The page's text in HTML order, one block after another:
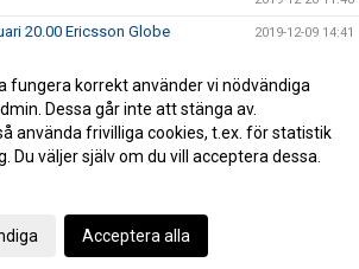
20.00 Ericsson Globe 2019-12-09 14:41
SVETTIGASTE LÄGER –
till Webbversion
fungera korrekt använder vi nödvändiga
Dessa går inte att stänga av.
använda frivilliga cookies, t.ex. för statistik
Du väljer själv om du vill acceptera dessa.
Acceptera alla